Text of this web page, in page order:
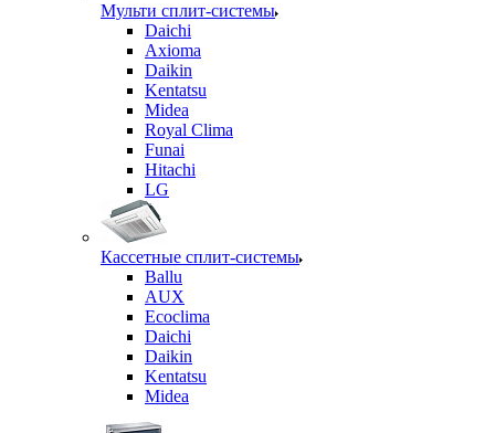
Мульти сплит-системы
Daichi
Axioma
Daikin
Kentatsu
Midea
Royal Clima
Funai
Hitachi
LG
Кассетные сплит-системы
Ballu
AUX
Ecoclima
Daichi
Daikin
Kentatsu
Midea